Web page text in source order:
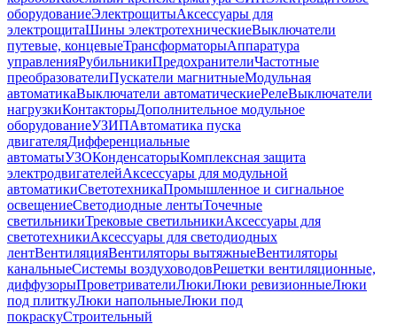
оборудованиеЭлектрощитыАксессуары для
электрощитаШины электротехническиеВыключатели
путевые, концевыеТрансформаторыАппаратура
управленияРубильникиПредохранителиЧастотные
преобразователиПускатели магнитныеМодульная
автоматикаВыключатели автоматическиеРелеВыключатели
нагрузкиКонтакторыДополнительное модульное
оборудованиеУЗИПАвтоматика пуска
двигателяДифференциальные
автоматыУЗОКонденсаторыКомплексная защита
электродвигателейАксессуары для модульной
автоматикиСветотехникаПромышленное и сигнальное
освещениеСветодиодные лентыТочечные
светильникиТрековые светильникиАксессуары для
светотехникиАксессуары для светодиодных
лентВентиляцияВентиляторы вытяжныеВентиляторы
канальныеСистемы воздуховодовРешетки вентиляционные,
диффузорыПроветривателиЛюкиЛюки ревизионныеЛюки
под плиткуЛюки напольныеЛюки под
покраскуСтроительный